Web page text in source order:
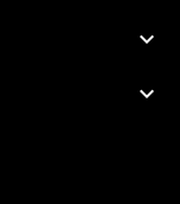

